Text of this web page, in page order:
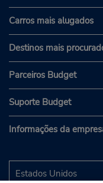
Carros mais alugados
Destinos mais
Parceiros Budget
Suporte Budget
Informações da